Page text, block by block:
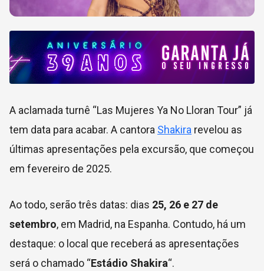
A aclamada turnê “Las Mujeres Ya No Lloran Tour” já
tem data para acabar. A cantora Shakira revelou as
últimas apresentações pela excursão, que começou
em fevereiro de 2025.
Ao todo, serão três datas: dias 25, 26 e 27 de
setembro, em Madrid, na Espanha. Contudo, há um
destaque: o local que receberá as apresentações
será o chamado “Estádio Shakira“.